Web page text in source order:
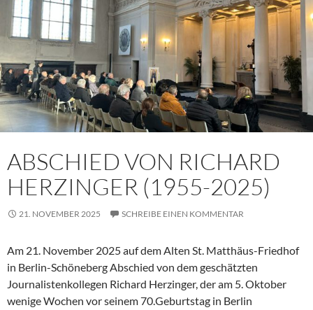
ABSCHIED VON RICHARD
HERZINGER (1955-2025)
21. NOVEMBER 2025 SCHREIBE EINEN KOMMENTAR
Am 21. November 2025 auf dem Alten St. Matthäus-Friedhof
in Berlin-Schöneberg Abschied von dem geschätzten
Journalistenkollegen Richard Herzinger, der am 5. Oktober
wenige Wochen vor seinem 70.Geburtstag in Berlin